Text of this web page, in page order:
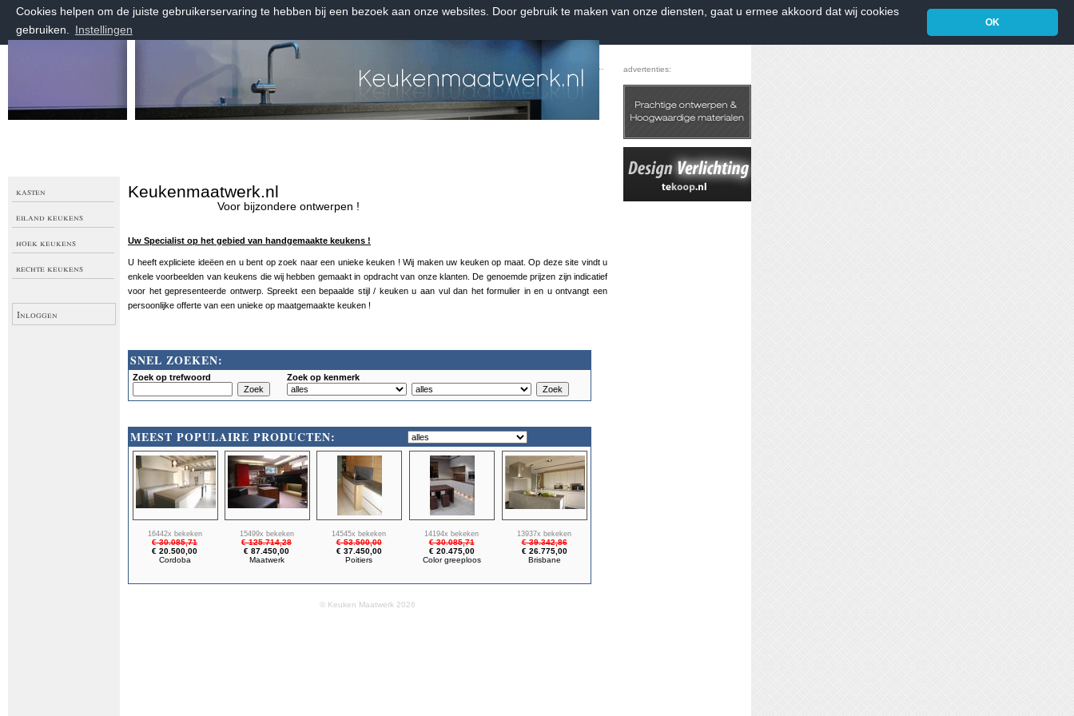
Cookies helpen om de juiste gebruikerservaring te hebben bij een bezoek aan onze websites. Door gebruik te maken van onze diensten, gaat u ermee akkoord dat wij cookies
gebruiken.
Instellingen
OK
Contact | Favorieten
advertenties:
kasten
eiland keukens
hoek keukens
rechte keukens
Inloggen
Keukenmaatwerk.nl
Voor bijzondere ontwerpen !
Uw Specialist op het gebied van handgemaakte keukens !
U heeft expliciete ideëen en u bent op zoek naar een unieke keuken ! Wij maken uw keuken op maat. Op deze site vindt u
enkele voorbeelden van keukens die wij hebben gemaakt in opdracht van onze klanten. De genoemde prijzen zijn indicatief
voor het gepresenteerde ontwerp. Spreekt een bepaalde stijl / keuken u aan vul dan het formulier in en u ontvangt een
persoonlijke offerte van een unieke op maatgemaakte keuken !
SNEL ZOEKEN:
Zoek op trefwoord Zoek op kenmerk
MEEST POPULAIRE PRODUCTEN:
16442x bekeken
€ 30.085,71
€ 20.500,00
Cordoba
15499x bekeken
€ 125.714,28
€ 87.450,00
Maatwerk
14545x bekeken
€ 53.500,00
€ 37.450,00
Poitiers
14194x bekeken
€ 30.085,71
€ 20.475,00
Color greeploos
13937x bekeken
€ 39.342,86
€ 26.775,00
Brisbane
© Keuken Maatwerk 2026